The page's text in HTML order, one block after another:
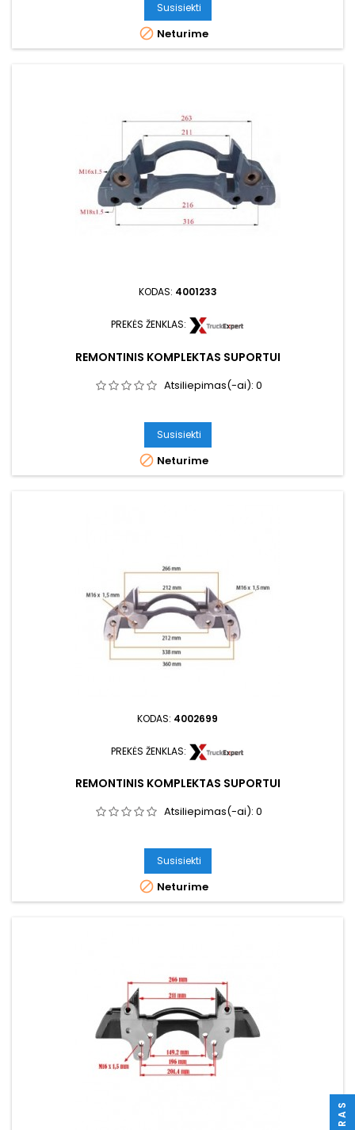
Susisiekti
 Neturime
KODAS: 4001233
PREKĖS ŽENKLAS:
REMONTINIS KOMPLEKTAS SUPORTUI
Atsiliepimas(-ai): 0
Susisiekti
 Neturime
KODAS: 4002699
PREKĖS ŽENKLAS:
REMONTINIS KOMPLEKTAS SUPORTUI
Atsiliepimas(-ai): 0
Susisiekti
 Neturime